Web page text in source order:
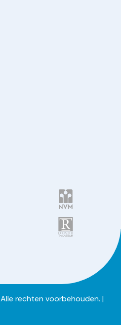
Alle rechten voorbehouden. |